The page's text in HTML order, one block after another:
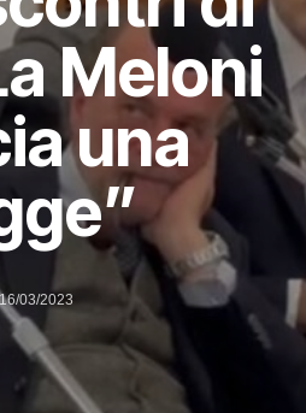
Meloni
una
03/2023